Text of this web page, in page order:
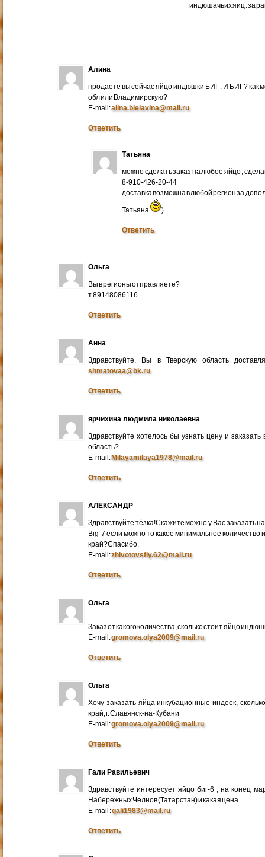
индюшачьих яиц . за
Алина
продаете вы сейчас яйцо индюшки БИГ : И БИГ? как
обл или Владимирскую?
E-mail:alina.bielavina@mail.ru
Ответить
Татьяна
можно сделать заказ на любое яйцо ,
8-910-426-20-44
доставка возможна в любой регион за
Татьяна )
Ответить
Ольга
Вы в регионы отправляете?
т.89148086116
Ответить
Анна
Здравствуйте, Вы в Тверскую область
shmatovaa@bk.ru
Ответить
ярчихина людмила николаевна
Здравствуйте хотелось бы узнать цену и
область?
E-mail:Milayamilaya1978@mail.ru
Ответить
АЛЕКСАНДР
Здравствуйте тёзка!Скажите можно у Вас заказать
Big-7 если можно то какое минимальное количество
край?Спасибо.
E-mail:zhivotovsfiy.62@mail.ru
Ответить
Ольга
Заказ от какого количества, сколько стоит яйцо
E-mail:gromova.olya2009@mail.ru
Ответить
Ольга
Хочу заказать яйца инкубационные индеек,
край, г. Славянск-на-Кубани
E-mail:gromova.olya2009@mail.ru
Ответить
Гали Равильевич
Здравствуйте интересует яйцо биг-6 , на конец
Набережных Челнов (Татарстан) и какая цена
E-mail :gali1983@mail.ru
Ответить